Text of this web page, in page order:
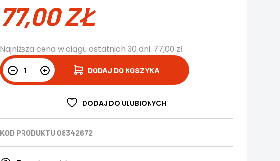
77,00ZŁ
Najniższa cena w ciągu ostatnich 30 dni: 77,00 zł.
DODAJ DO KOSZYKA
DODAJ DO ULUBIONYCH
KOD PRODUKTU 08342672